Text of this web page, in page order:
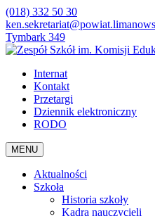
(018) 332 50 30
Tymbark 349
Internat
Kontakt
Przetargi
Dziennik elektroniczny
RODO
MENU
Aktualności
Szkoła
Historia szkoły
Kadra nauczycieli